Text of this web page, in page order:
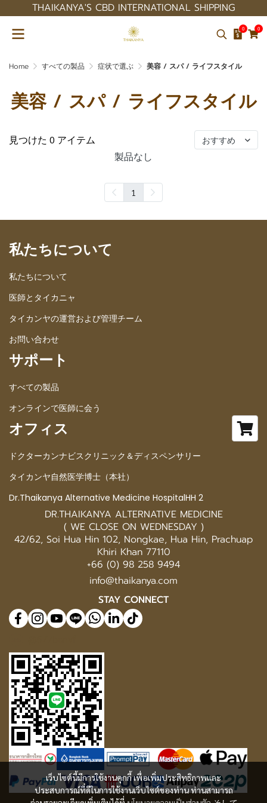
THAIKANYA'S CBD INTERNATIONAL SHIPPING
0 0
Home すべての製品 症状で選ぶ 美容 / スパ / ライフスタイル
美容 / スパ / ライフスタイル
見つけた 0 アイテム おすすめ
製品なし
1
เว็บไซต์นี้มีการใช้งานคุกกี้ เพื่อเพิ่มประสิทธิภาพและ
ประสบการณ์ที่ดีในการใช้งานเว็บไซต์ของท่าน ท่านสามารถ
私たちについて
私たちについて
医師とタイカニャ
タイカンヤの運営および管理チーム
お問い合わせ
サポート
すべての製品
オンラインで医師に会う
オフィス
ドクターカンナビスクリニック＆ディスペンサリー
タイカンヤ自然医学博士（本社）
Dr.Thaikanya Alternative Medicine HospitalHH 2
DR.THAIKANYA ALTERNATIVE MEDICINE
( WE CLOSE ON WEDNESDAY )
42/62, Soi Hua Hin 102, Nongkae, Hua Hin, Prachuap
Khiri Khan 77110
+66 (0) 98 258 9494
info@thaikanya.com
STAY CONNECT